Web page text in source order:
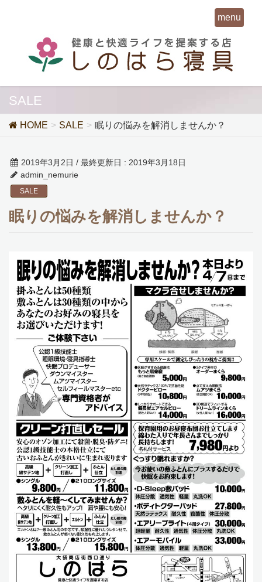
menu
SALE
HOME SALE 眠りの悩みを解消しませんか？
2019年3月2日 / 最終更新日 : 2019年3月18日
admin_nemurie
SALE
眠りの悩みを解消しませんか？